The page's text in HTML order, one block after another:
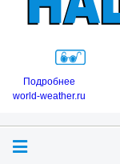
Подробнее
world-weather.ru